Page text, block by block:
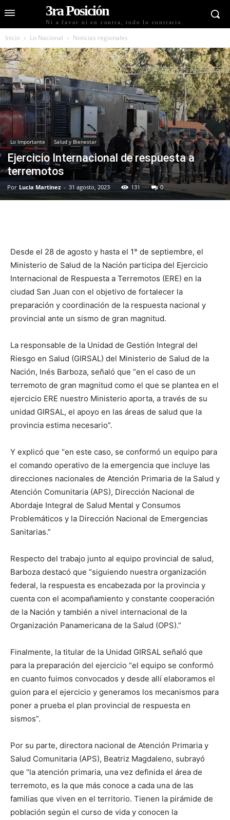
3ra Posición
Ni a favor ni en contra, todo lo contrario.
Inicio Lo Nacional Noticias regionales
Lo Importante Salud y Bienestar
Ejercicio Internacional de respuesta a
terremotos
Por Lucia Martinez - 31 agosto, 2023 131 0
Desde el 28 de agosto y hasta el 1° de septiembre, el
Ministerio de Salud de la Nación participa del Ejercicio
Internacional de Respuesta a Terremotos (ERE) en la
ciudad San Juan con el objetivo de fortalecer la
preparación y coordinación de la respuesta nacional y
provincial ante un sismo de gran magnitud.
La responsable de la Unidad de Gestión Integral del
Riesgo en Salud (GIRSAL) del Ministerio de Salud de la
Nación, Inés Barboza, señaló que “en el caso de un
terremoto de gran magnitud como el que se plantea en el
ejercicio ERE nuestro Ministerio aporta, a través de su
unidad GIRSAL, el apoyo en las áreas de salud que la
provincia estima necesario”.
Y explicó que “en este caso, se conformó un equipo para
el comando operativo de la emergencia que incluye las
direcciones nacionales de Atención Primaria de la Salud y
Atención Comunitaria (APS), Dirección Nacional de
Abordaje Integral de Salud Mental y Consumos
Problemáticos y la Dirección Nacional de Emergencias
Sanitarias.”
Respecto del trabajo junto al equipo provincial de salud,
Barboza destacó que “siguiendo nuestra organización
federal, la respuesta es encabezada por la provincia y
cuenta con el acompañamiento y constante cooperación
de la Nación y también a nivel internacional de la
Organización Panamericana de la Salud (OPS).”
Finalmente, la titular de la Unidad GIRSAL señaló que
para la preparación del ejercicio “el equipo se conformó
en cuanto fuimos convocados y desde allí elaboramos el
guion para el ejercicio y generamos los mecanismos para
poner a prueba el plan provincial de respuesta en
sismos”.
Por su parte, directora nacional de Atención Primaria y
Salud Comunitaria (APS), Beatriz Magdaleno, subrayó
que “la atención primaria, una vez definida el área de
terremoto, es la que más conoce a cada una de las
familias que viven en el territorio. Tienen la pirámide de
población según el curso de vida y conocen la